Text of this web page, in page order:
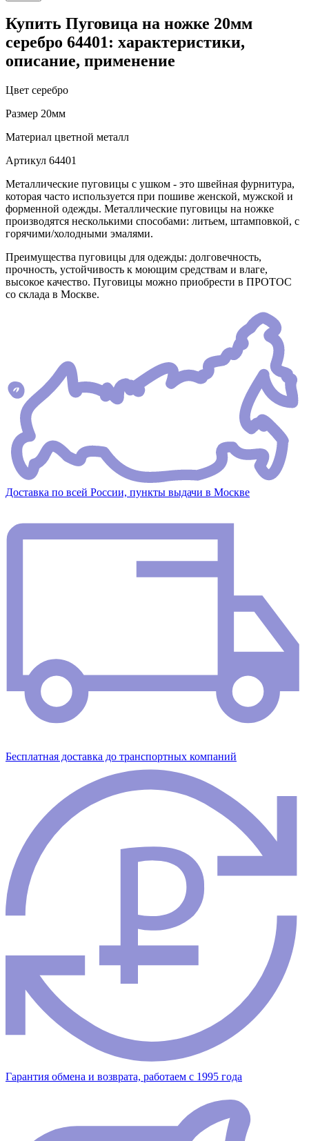
Купить Пуговица на ножке 20мм
серебро 64401: характеристики,
описание, применение
Цвет серебро
Размер 20мм
Материал цветной металл
Артикул 64401
Металлические пуговицы с ушком - это швейная фурнитура,
которая часто используется при пошиве женской, мужской и
форменной одежды. Металлические пуговицы на ножке
производятся несколькими способами: литьем, штамповкой, с
горячими/холодными эмалями.
Преимущества пуговицы для одежды: долговечность,
прочность, устойчивость к моющим средствам и влаге,
высокое качество. Пуговицы можно приобрести в ПРОТОС
со склада в Москве.
Доставка по всей России, пункты выдачи в Москве
Бесплатная доставка до транспортных компаний
Гарантия обмена и возврата, работаем с 1995 года